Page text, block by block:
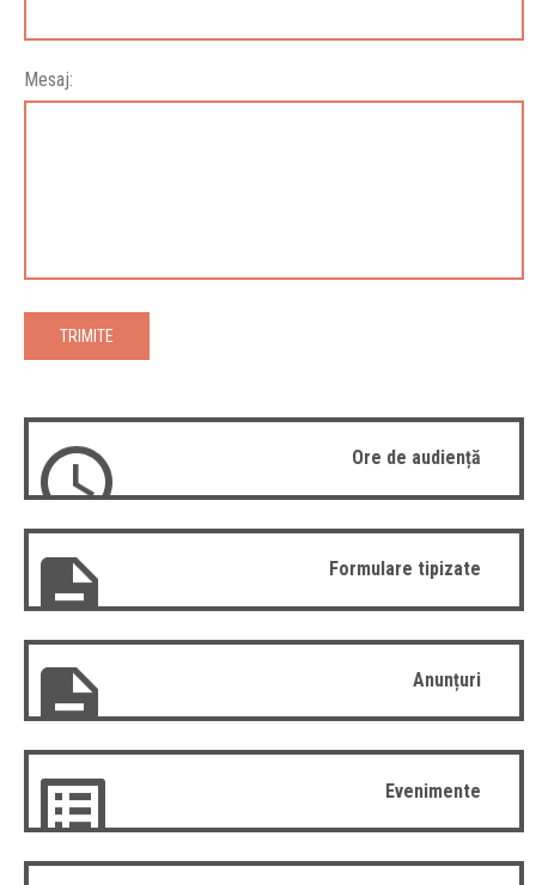
Mesaj:
TRIMITE
Ore de audiență
Formulare tipizate
Anunțuri
Evenimente